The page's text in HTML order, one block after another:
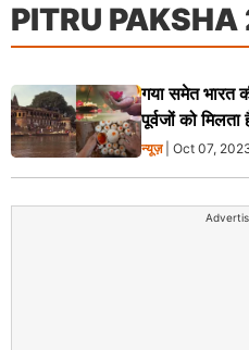
PITRU
गया समेत भारत
पूर्वजों को मिलता
न्यूज़| Oct 07,